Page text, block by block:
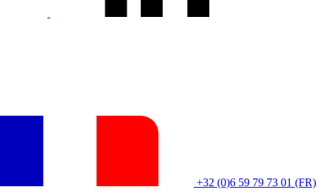
+32 (0)6 59 79 73 01 (FR)